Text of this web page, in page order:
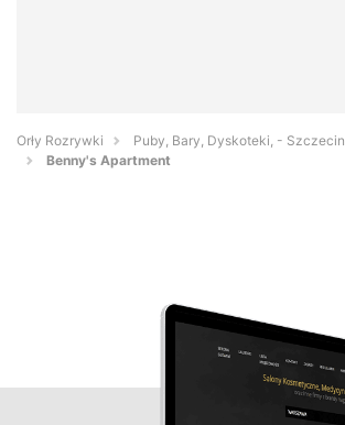
Orły Rozrywki
Puby, Bary, Dyskoteki, - Szczecin
Benny's Apartment